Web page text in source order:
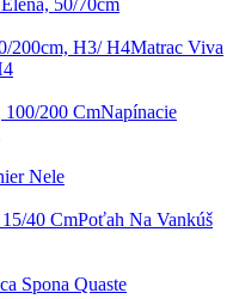
Matrac Viva
Napínacie
Nele
Poťah Na Vankúš
Spona Quaste